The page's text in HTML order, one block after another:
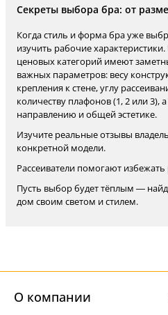
Секреты выбора бра: от
Когда стиль и форма бра уже
изучить рабочие
ценовых категорий имеют
важных параметров: весу
крепления к стене, углу
количеству плафонов (1, 2 или 3),
направлению и общей эстетике.
Изучите реальные отзывы
конкретной модели.
Рассеиватели помогают
Пусть выбор будет тёплым —
дом своим светом и стилем.
О компании